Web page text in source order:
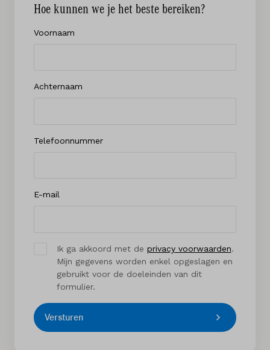
Hoe kunnen we je het beste bereiken?
Voornaam
Achternaam
Telefoonnummer
E-mail
Ik ga akkoord met de privacy voorwaarden.
Mijn gegevens worden enkel opgeslagen en
gebruikt voor de doeleinden van dit
formulier.
Versturen